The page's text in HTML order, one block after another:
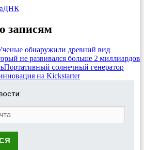
ДНК
записям
обнаружили древний вид
не развивался больше 2 миллиардов
Портативный солнечный генератор
на Kickstarter